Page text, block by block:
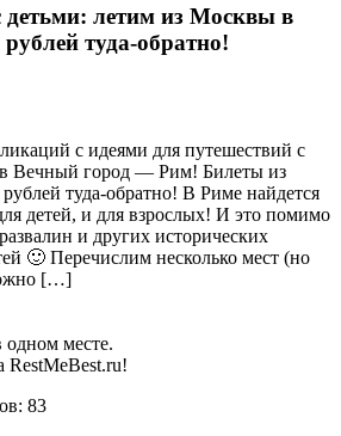
детьми: летим из Москвы в
туда-обратно!
с идеями для путешествий с
в Вечный город — Рим! Билеты из
туда-обратно! В Риме найдется
детей, и для взрослых! И это помимо
и других исторических
🙂 Перечислим несколько мест (но
[…]
одном месте.
83